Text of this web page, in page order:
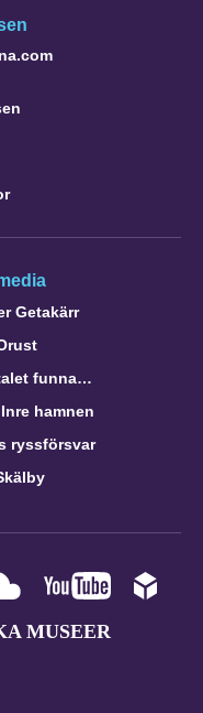
Getakärr
funna…
hamnen
ryssförsvar
MUSEER